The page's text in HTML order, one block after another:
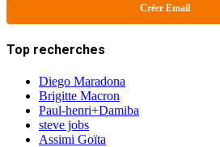
Créer Email
Top recherches
Diego Maradona
Brigitte Macron
Paul-henri+Damiba
steve jobs
Assimi Goïta